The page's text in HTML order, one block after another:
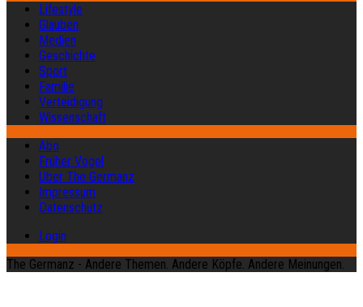
Lifestyle
Glauben
Medien
Geschichte
Sport
Familie
Verteidigung
Wissenschaft
Abo
Früher Vogel
Über The Germanz
Impressum
Datenschutz
Login
The Germanz - Andere Themen. Andere Köpfe. Andere Meinungen.